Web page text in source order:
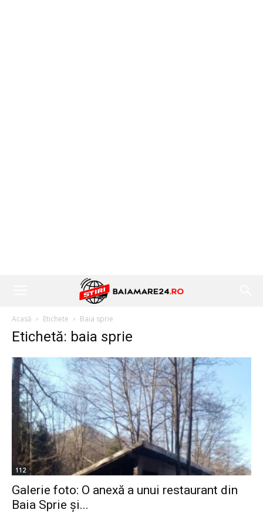
Acasă Etichete Baia sprie
Etichetă: baia sprie
112
Galerie foto: O anexă a unui restaurant din
Baia Sprie și...